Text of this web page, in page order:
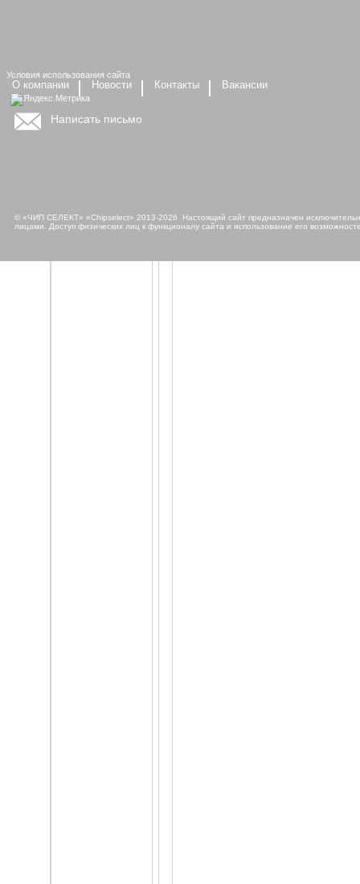
О компании Новости Контакты Вакансии
Написать письмо
Условия использования сайта
© «ЧИП СЕЛЕКТ» «Chipselect» 2013-2026 Настоящий сайт предназначен
лицами. Доступ физических лиц к функционалу сайта и использование его